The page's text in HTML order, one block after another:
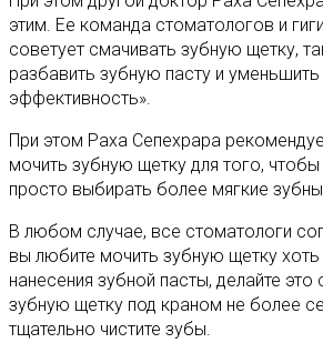
этим. Ее команда стоматологов и
советует смачивать зубную щетку,
разбавить зубную пасту и уменьшить
эффективность».
При этом Раха Сепехрара
мочить зубную щетку для того, чтобы
просто выбирать более мягкие
В любом случае, все стоматологи
вы любите мочить зубную щетку хоть
нанесения зубной пасты, делайте
зубную щетку под краном не более
тщательно чистите зубы.